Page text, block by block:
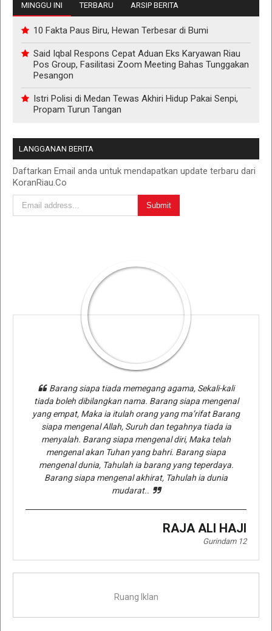
MINGGU INI TERBARU ARSIP BERITA
10 Fakta Paus Biru, Hewan Terbesar di Bumi
Said Iqbal Respons Cepat Aduan Eks Karyawan Riau
Pos Group, Fasilitasi Zoom Meeting Bahas Tunggakan
Pesangon
Istri Polisi di Medan Tewas Akhiri Hidup Pakai Senpi,
Propam Turun Tangan
LANGGANAN BERITA
Daftarkan Email anda untuk mendapatkan update terbaru dari
KoranRiau.Co
Barang siapa tiada memegang agama, Sekali-kali
tiada boleh dibilangkan nama. Barang siapa mengenal
yang empat, Maka ia itulah orang yang ma’rifat Barang
siapa mengenal Allah, Suruh dan tegahnya tiada ia
menyalah. Barang siapa mengenal diri, Maka telah
mengenal akan Tuhan yang bahri. Barang siapa
mengenal dunia, Tahulah ia barang yang teperdaya.
Barang siapa mengenal akhirat, Tahulah ia dunia
mudarat..
RAJA ALI HAJI
Gurindam 12
Ruang Iklan